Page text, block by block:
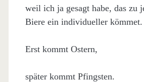
weil ich ja gesagt habe, das zu
Biere ein individueller kömmet.
Erst kommt Ostern,
später kommt Pfingsten.